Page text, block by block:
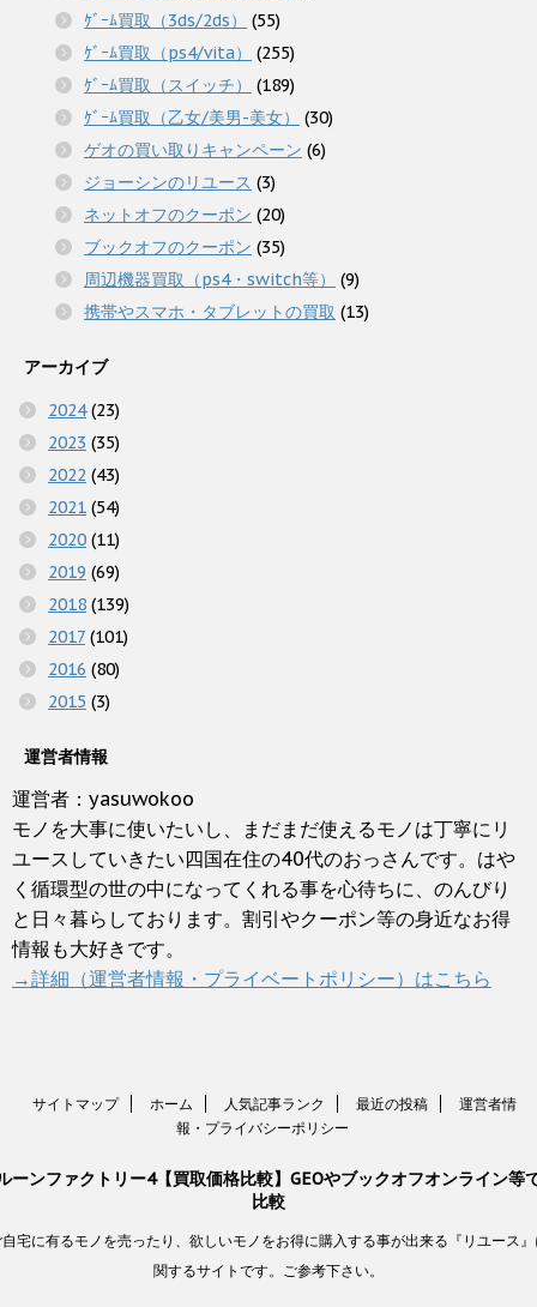
ｹﾞｰﾑ買取（3ds/2ds）
(55)
ｹﾞｰﾑ買取（ps4/vita）
(255)
ｹﾞｰﾑ買取（スイッチ）
(189)
ｹﾞｰﾑ買取（乙女/美男-美女）
(30)
ゲオの買い取りキャンペーン (6)
ジョーシンのリユース (3)
ネットオフのクーポン (20)
ブックオフのクーポン (35)
周辺機器買取（ps4・switch等）
(9)
携帯やスマホ・タブレットの買取 (13)
アーカイブ
2024(23)
2023 (35)
2022 (43)
2021 (54)
2020 (11)
2019 (69)
2018 (139)
2017 (101)
2016 (80)
2015 (3)
運営者情報
運営者：yasuwokoo
モノを大事に使いたいし、まだまだ使えるモノは丁寧にリ
ユースしていきたい四国在住の40代のおっさんです。はや
く循環型の世の中になってくれる事を心待ちに、のんびり
と日々暮らしております。割引やクーポン等の身近なお得
情報も大好きです。
→詳細（運営者情報・プライベートポリシー）はこちら
サイトマップ ホーム 人気記事ランク 最近の投稿
運営者情
報・プライバシーポリシー
ーンファクトリー4【買取価格比較】GEOやブックオフオンライン等
比較
宅に有るモノを売ったり、欲しいモノをお得に購入する事が出来る『リユース
関するサイトです。ご参考下さい。